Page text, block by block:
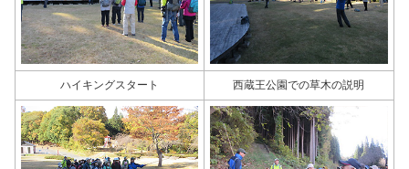
ハイキングスタート 西蔵王公園での草木の説明